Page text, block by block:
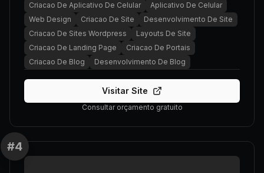
Criacao De Aplicativo De Celular
Aplicativo De Celular
Web Design
Criacao De Site
Desenvolvimento De Site
Criacao De Sites Wordpress
Layouts De Site
Criacao De Landing Page
Criacao De Portais
Criacao De Blog
Desenvolvimento De Blog
Visitar Site
Consultar orçamento gratuito
#4